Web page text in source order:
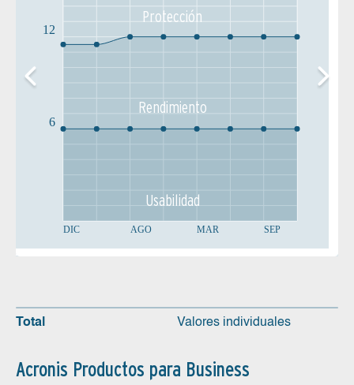
DIC AGO MAR SEP
6
12
Protección
Rendimiento
Usabilidad
Total Valores individuales
Acronis Productos para Business